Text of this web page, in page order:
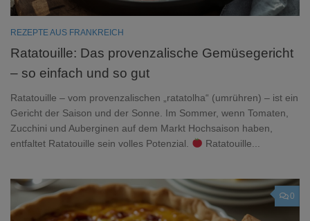
REZEPTE AUS FRANKREICH
Ratatouille: Das provenzalische Gemüsegericht
– so einfach und so gut
Ratatouille – vom provenzalischen „ratatolha“ (umrühren) – ist ein
Gericht der Saison und der Sonne. Im Sommer, wenn Tomaten,
Zucchini und Auberginen auf dem Markt Hochsaison haben,
entfaltet Ratatouille sein volles Potenzial.
Ratatouille...
0